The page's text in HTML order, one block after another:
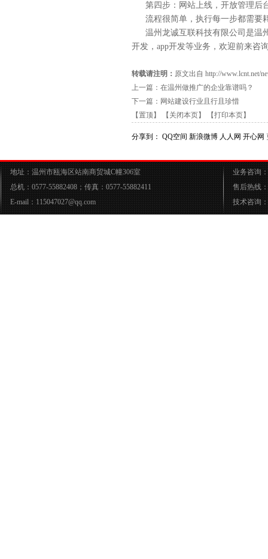
第四步：网站上线，开放管理后
流程很简单，执行每一步都需要
温州龙诚互联科技有限公司是温
开发， app开发等业务，欢迎前来咨
转载请注明： 原文出自 http://www.lcnt.net/
上一篇： 在温州做推广的企业靠谱吗？
下一篇： 网站建设行业且行且珍惜
【置顶】
【关闭本页】 【打印本页】
分享到： QQ空间 新浪微博 人人网 开心网
地址：温州市瓯海区站南商贸城C幢306室
总机：0577-55882408；传真：0577-55882411
E-mail：115047027@qq.com
业务咨询
售后热线
技术咨询